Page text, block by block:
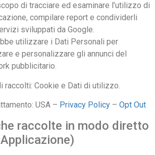
di tracciare ed esaminare l’utilizzo di
compilare report e condividerli
sviluppati da Google.
utilizzare i Dati Personali per
e personalizzare gli annunci del
pubblicitario.
raccolti: Cookie e Dati di utilizzo.
USA – Privacy Policy – Opt Out
raccolte in modo diretto